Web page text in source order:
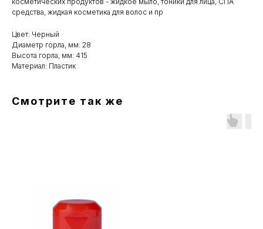
средства, жидкая косметика для волос и пр
Цвет: Черный
Диаметр горла, мм: 28
Высота горла, мм: 415
Материал: Пластик
Смотрите так же